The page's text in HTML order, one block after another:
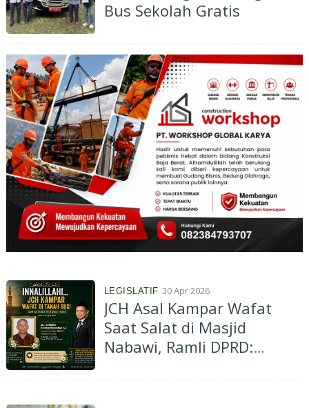
Bus Sekolah Gratis
LEGISLATIF 30 Apr 2026
JCH Asal Kampar Wafat
Saat Salat di Masjid
Nabawi, Ramli DPRD:
Diminta Tabah